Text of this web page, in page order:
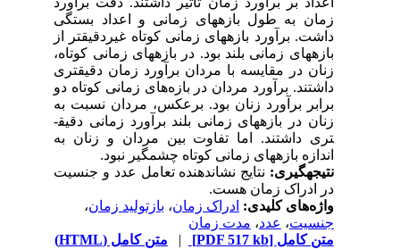
زمان به طول بازه­های زمانی و اعداد بستگی
داشت. برآورد بازه­های زمانی کوتاه غیردقیق­تر از
بازه­های زمانی بلند بود. در بازه­های زمانی کوتاه،
زنان در مقایسه با مردان برآورد زمان دقیق­تری
داشتند. برآورد مردان در بازه‌های زمانی کوتاه دو
برابر برآورد زنان بود. برعکس، مردان نسبت به
زنان در بازه­های زمانی بلند برآورد زمانی دقیق­
تری داشتند. اما تفاوت بین مردان و زنان به
اندازه بازه­های زمانی کوتاه چشمگیر نبود.
نتیجه­گیری:نتایج نشان­دهنده تعامل عدد و جنسیت
در ادراک زمان هست.
واژه‌های کلیدی:ادراک زمان،بازتولید زمان،
جنسیت،عدد،مدت زمان
متن کامل[PDF 517 kb]
| متن کامل (HTML)